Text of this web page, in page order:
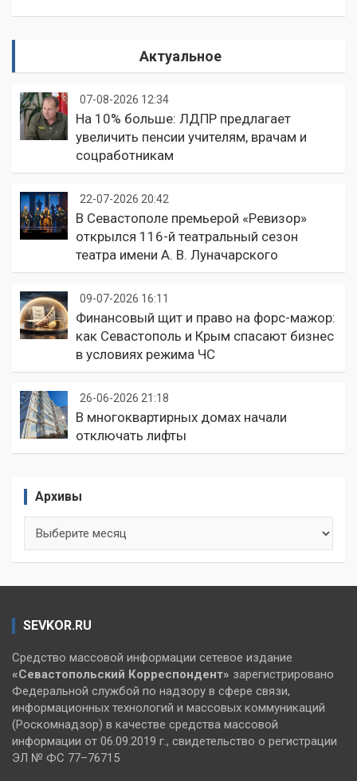
Актуальное
07-08-2026 12:34
На 10% больше: ЛДПР предлагает
увеличить пенсии учителям, врачам и
соцработникам
22-07-2026 20:42
В Севастополе премьерой «Ревизор»
открылся 116-й театральный сезон
театра имени А. В. Луначарского
09-07-2026 16:11
Финансовый щит и право на форс-мажор:
как Севастополь и Крым спасают бизнес
в условиях режима ЧС
26-06-2026 21:18
В многоквартирных домах начали
отключать лифты
Архивы
SEVKOR.RU
Средство массовой информации сетевое издание
«Севастопольский Корреспондент» зарегистрировано
Федеральной службой по надзору в сфере связи,
информационных технологий и массовых коммуникаций
(Роскомнадзор) в качестве средства массовой
информации от 06.09.2019 г., свидетельство о регистрации
ЭЛ № ФС 77–76715